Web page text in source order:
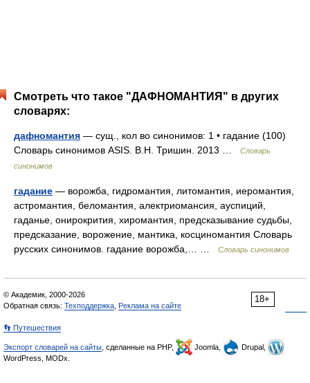
Смотреть что такое "ДАФНОМАНТИЯ" в других
словарях:
дафномантия — сущ., кол во синонимов: 1 • гадание (100)
Словарь синонимов ASIS. В.Н. Тришин. 2013 …
Словарь
синонимов
гадание — ворожба, гидромантия, литомантия, иеромантия,
астромантия, беломантия, алектриомансия, ауспиций,
гаданье, онирокрития, хиромантия, предсказывание судьбы,
предсказание, ворожение, мантика, косциномантия Словарь
русских синонимов. гадание ворожба,… …
Словарь синонимов
18+
© Академик, 2000-2026
Обратная связь: Техподдержка Реклама на сайте
👣 Путешествия
Экспорт словарей на сайты , сделанные на PHP, Joomla,
Drupal,
WordPress, MODx.